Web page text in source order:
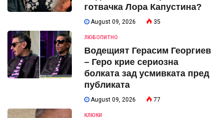
готвачка Лора Капустина?
August 09, 2026 35
ЛЮБОПИТНО
Водещият Герасим Георгиев
– Геро крие сериозна
болката зад усмивката пред
публиката
August 09, 2026 77
КЛЮКИ